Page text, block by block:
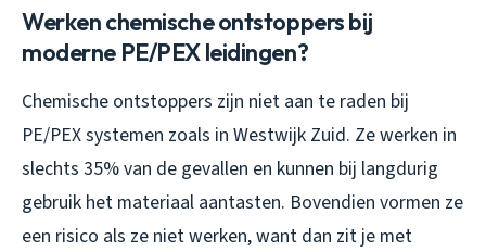
Werken chemische ontstoppers bij
moderne PE/PEX leidingen?
Chemische ontstoppers zijn niet aan te raden bij
PE/PEX systemen zoals in Westwijk Zuid. Ze werken in
slechts 35% van de gevallen en kunnen bij langdurig
gebruik het materiaal aantasten. Bovendien vormen ze
een risico als ze niet werken, want dan zit je met